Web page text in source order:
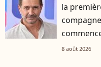
la
8 août 2026